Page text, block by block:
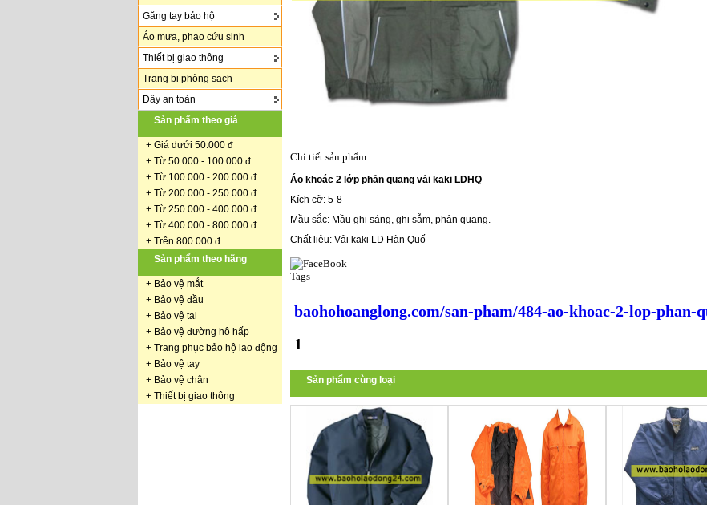
Găng tay bảo hộ
Áo mưa, phao cứu sinh
Thiết bị giao thông
Trang bị phòng sạch
Dây an toàn
Sản phẩm theo giá
+ Giá dưới 50.000 đ
+ Từ 50.000 - 100.000 đ
+ Từ 100.000 - 200.000 đ
+ Từ 200.000 - 250.000 đ
+ Từ 250.000 - 400.000 đ
+ Từ 400.000 - 800.000 đ
+ Trên 800.000 đ
Sản phẩm theo hãng
+ Bảo vệ mắt
+ Bảo vệ đầu
+ Bảo vệ tai
+ Bảo vệ đường hô hấp
+ Trang phục bảo hộ lao động
+ Bảo vệ tay
+ Bảo vệ chân
+ Thiết bị giao thông
Chi tiết sản phẩm
Áo khoác 2 lớp phản quang vải kaki LDHQ
Kích cỡ: 5-8
Mầu sắc: Mầu ghi sáng, ghi sẫm, phản quang.
Chất liệu: Vải kaki LD Hàn Quố
Tags
baohohoanglong.com/san-pham/484-ao-khoac-2-lop-
1
Sản phẩm cùng loại